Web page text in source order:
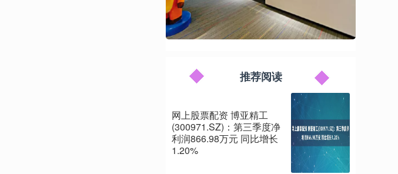
推荐阅读
网上股票配资 博亚精工
(300971.SZ)：第三季度净
利润866.98万元 同比增长
1.20%